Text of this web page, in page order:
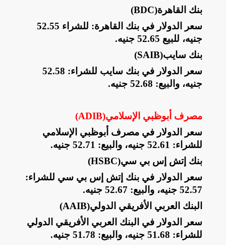
بنك القاهرة(BDC)
سعر الدولار في بنك القاهرة: للشراء 52.55
جنيه، للبيع 52.65 جنيه
.
بنك سايب(SAIB)
سعر الدولار في بنك سايب للشراء: 52.58
جنيه، والبيع: 52.68 جنيه
.
مصرف أبوظبي الإسلامي(ADIB)
سعر الدولار في مصرف أبوظبي الإسلامي
للشراء: 52.61 جنيه، والبيع: 52.71 جنيه
.
بنك إتش إس بي سي(HSBC)
سعر الدولار في بنك إتش إس بي سي للشراء:
52.57 جنيه، والبيع: 52.67 جنيه
.
البنك العربي الأفريقي الدولي(AAIB)
سعر الدولار في البنك العربي الأفريقي الدولي
للشراء: 51.68 جنيه، والبيع: 51.78 جنيه
.